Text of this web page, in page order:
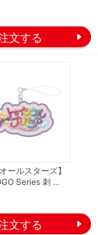
ールスターズ】
Series 刺 …